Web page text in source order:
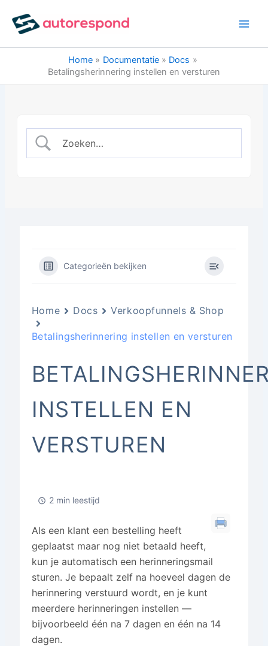
naar
inhoud
Home
Documentatie
Docs
Betalingsherinnering instellen en versturen
Categorieën bekijken
Home Docs Verkoopfunnels & Shop
Betalingsherinnering instellen en versturen
INSTELLEN EN
VERSTUREN
2 min leestijd
Als een klant een bestelling heeft
geplaatst maar nog niet betaald heeft,
kun je automatisch een herinneringsmail
sturen. Je bepaalt zelf na hoeveel dagen de
herinnering verstuurd wordt, en je kunt
meerdere herinneringen instellen —
bijvoorbeeld één na 7 dagen en één na 14
dagen.